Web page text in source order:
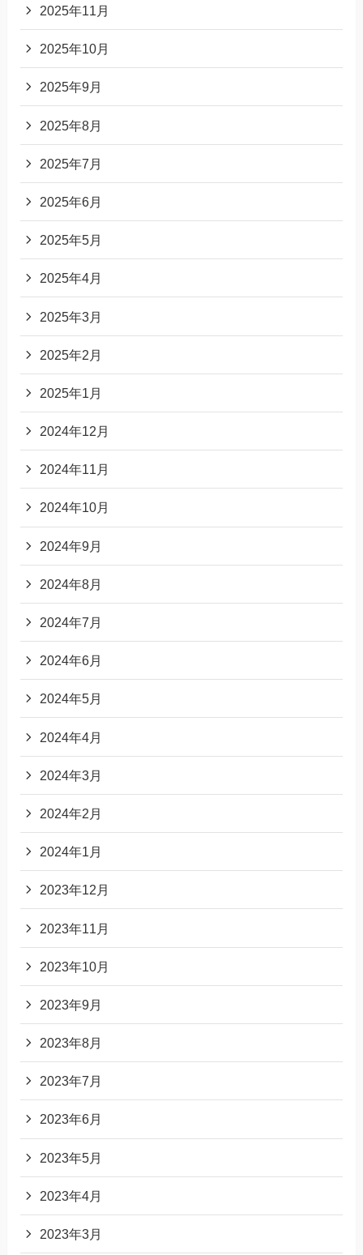
2025年11月
2025年10月
2025年9月
2025年8月
2025年7月
2025年6月
2025年5月
2025年4月
2025年3月
2025年2月
2025年1月
2024年12月
2024年11月
2024年10月
2024年9月
2024年8月
2024年7月
2024年6月
2024年5月
2024年4月
2024年3月
2024年2月
2024年1月
2023年12月
2023年11月
2023年10月
2023年9月
2023年8月
2023年7月
2023年6月
2023年5月
2023年4月
2023年3月